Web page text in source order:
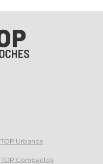
TOP Urbanos
TOP Compactos